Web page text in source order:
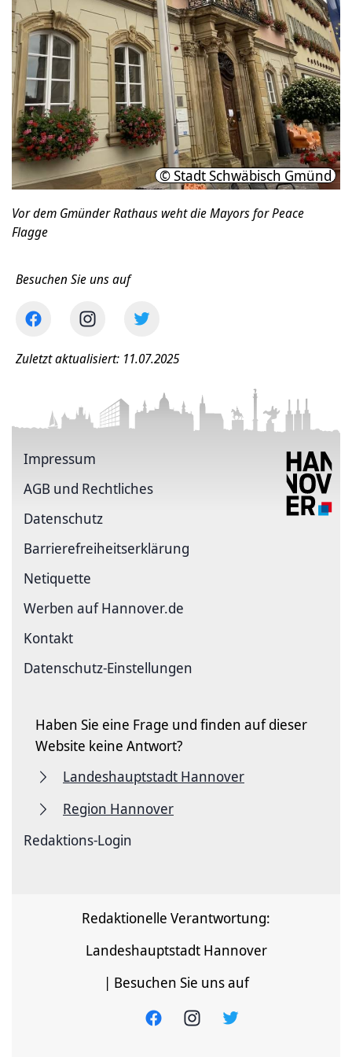
© Stadt Schwäbisch Gmünd
Vor dem Gmünder Rathaus weht die Mayors for Peace
Flagge
Besuchen Sie uns auf
Zuletzt aktualisiert: 11.07.2025
Impressum
AGB und Rechtliches
Datenschutz
Barriere­freiheits­erklärung
Netiquette
Werben auf Hannover.de
Kontakt
Datenschutz-Einstellungen
Haben Sie eine Frage und finden auf dieser
Website keine Antwort?
Landeshauptstadt Hannover
Region Hannover
Redaktions-Login
Redaktionelle Verantwortung:
Landeshauptstadt Hannover
| Besuchen Sie uns auf